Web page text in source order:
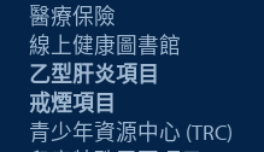
醫療保險
線上健康圖書館
乙型肝炎項目
戒煙項目
青少年資源中心 (TRC)